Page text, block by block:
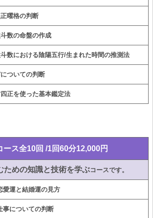
曜格の判断
数の命盤の作成
数における陰陽五行/生まれた時間の推測法
ついての判断
正を使った基本鑑定法
ース全10回 /1回60分12,000円
ための知識と技術を学ぶコースです。
運と結婚運の見方
についての判断